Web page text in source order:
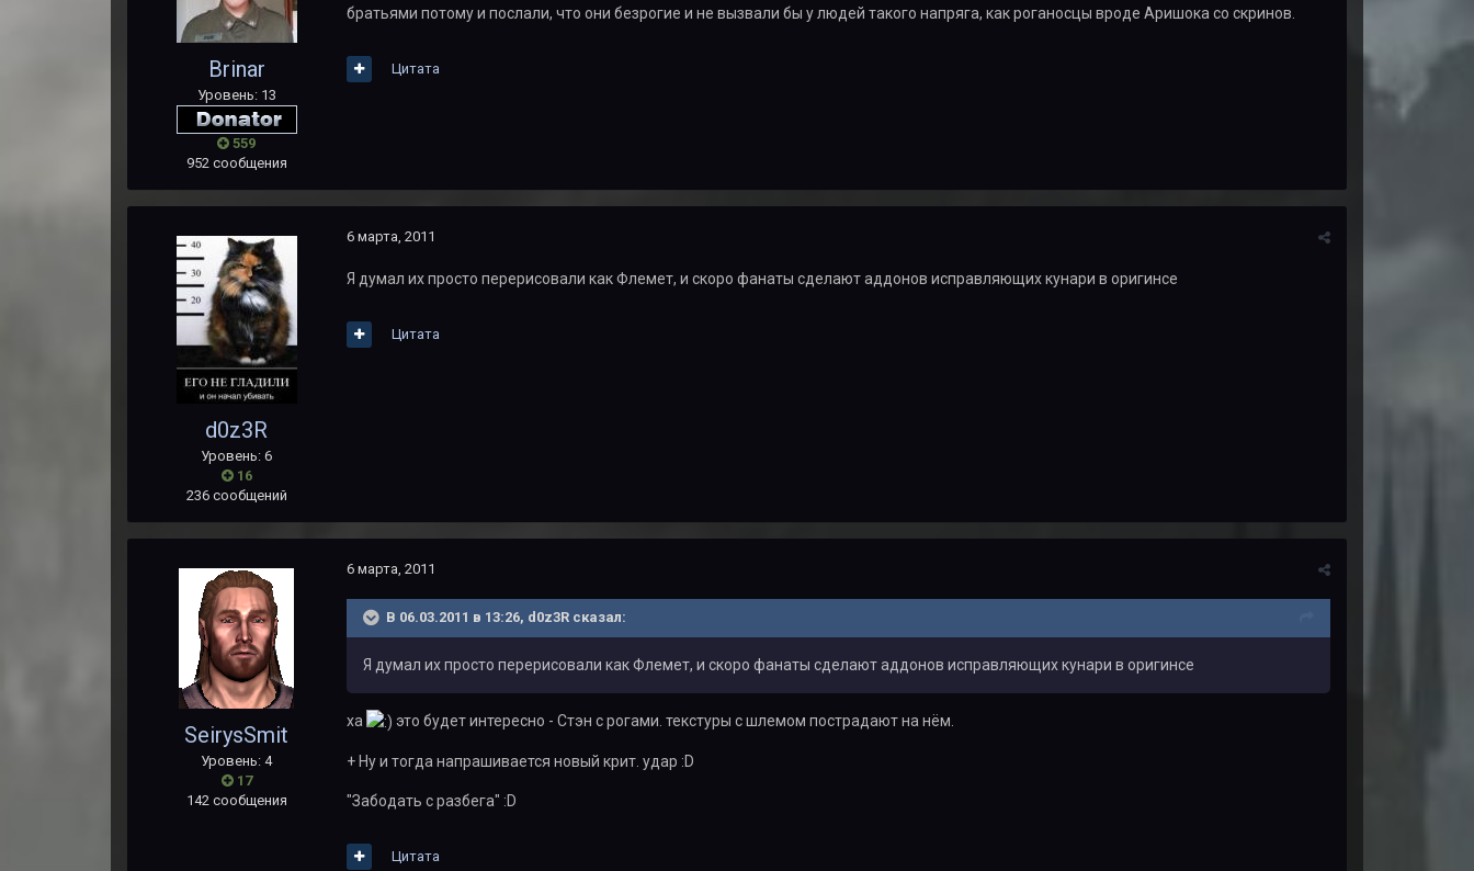
Brinar
Уровень: 13
559
952 сообщения
братьями потому и послали, что они безрогие и не вызвали бы у людей такого напряга, как роганосцы вроде Аришока со скринов.
Цитата
d0z3R
Уровень: 6
16
236 сообщений
6 марта, 2011
Я думал их просто перерисовали как Флемет, и скоро фанаты сделают аддонов исправляющих кунари в оригинсе
Цитата
SeirysSmit
Уровень: 4
17
142 сообщения
6 марта, 2011
В 06.03.2011 в 13:26, d0z3R сказал:
Я думал их просто перерисовали как Флемет, и скоро фанаты сделают аддонов исправляющих кунари в оригинсе
ха это будет интересно - Стэн с рогами. текстуры с шлемом пострадают на нём.
+ Ну и тогда напрашивается новый крит. удар :D
"Забодать с разбега" :D
Цитата